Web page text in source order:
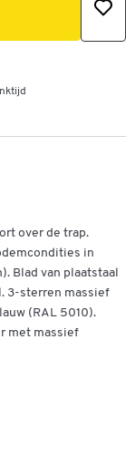
over de trap.
in
Blad van plaatstaal
3-sterren massief
(RAL 5010).
met massief